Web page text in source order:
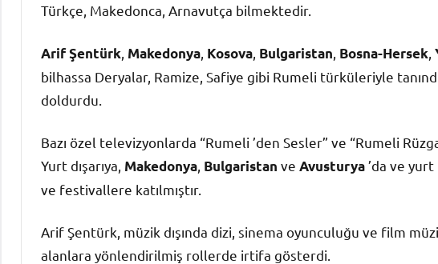
Türkçe, Makedonca, Arnavutça bilmektedir.
Arif Şentürk Makedonya Kosova Bulgaristan Bosna-Hersek
bilhassa Deryalar, Ramize, Safiye gibi Rumeli türküleriyle
doldurdu.
Bazı özel televizyonlarda “Rumeli ’den Sesler” ve “Rumeli
Yurt dışarıya, Makedonya Bulgaristan ve Avusturya’da ve
ve festivallere katılmıştır.
Arif Şentürk, müzik dışında dizi, sinema oyunculuğu ve film
alanlara yönlendirilmiş rollerde irtifa gösterdi.